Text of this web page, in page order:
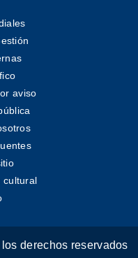
aviso
cultural
los derechos reservados